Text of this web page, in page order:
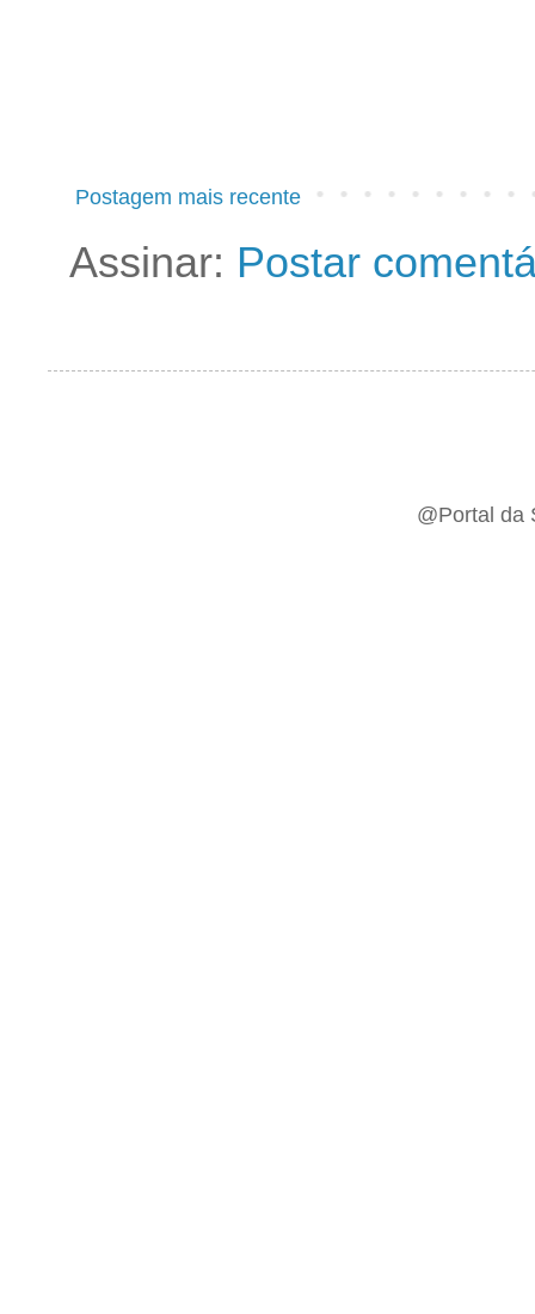
Postagem mais recente
Assinar: Postar
@Portal da